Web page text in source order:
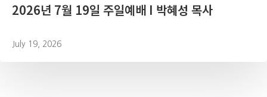
2026년 7월 19일 주일예배 I 박혜성 목사
July 19, 2026